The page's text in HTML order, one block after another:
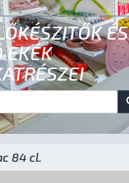
ÉS
EKÉK
84 cl.